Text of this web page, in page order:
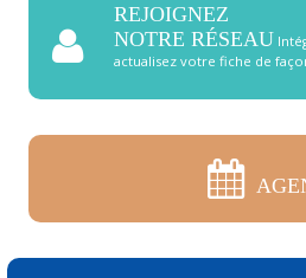
REJOIGNEZ
NOTRE RÉSEAU
actualisez votre fiche de